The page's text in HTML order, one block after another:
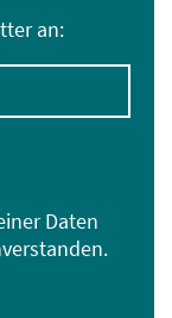
an:
Daten